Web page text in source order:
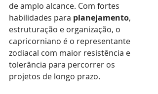
de amplo alcance. Com fortes
habilidades para planejamento,
estruturação e organização, o
capricorniano é o representante
zodiacal com maior resistência e
tolerância para percorrer os
projetos de longo prazo.